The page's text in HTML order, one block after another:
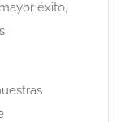
éxito,